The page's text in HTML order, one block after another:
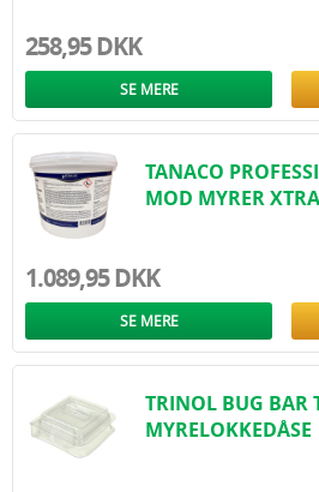
258,95 DKK
SE MERE
TANACO
MOD MYRER
1.089,95 DKK
SE MERE
TRINOL BUG BAR
MYRELOKKEDÅSE